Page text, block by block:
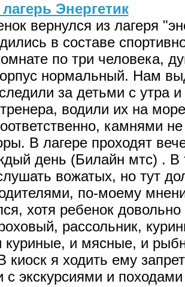
Энергетик
вернулся из лагеря
в составе
по три человека,
нормальный. Нам
за детьми с утра
водили их на
камнями
В лагере проходят
день (Билайн мтс) . В
вожатых, но тут
по-моему
хотя ребенок
рассольник,
куриные, и мясные, и
киоск я ходить ему
с экскурсиями и